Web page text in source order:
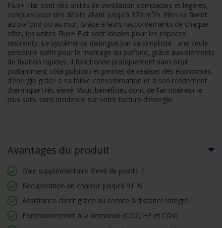
Flux+ Flat sont des unités de ventilation compactes et légères,
conçues pour des débits allant jusqu’à 370 m³/h. Elles se fixent
au plafond ou au mur. Grâce à leurs raccordements de chaque
côté, les unités Flux+ Flat sont idéales pour les espaces
restreints. Le système se distingue par sa simplicité : une seule
personne suffit pour le montage au plafond, grâce aux éléments
de fixation rapides. Il fonctionne pratiquement sans bruit
(notamment côté pulsion) et permet de réaliser des économies
d’énergie grâce à sa faible consommation et à son rendement
thermique très élevé. Vous bénéficiez donc de l’air intérieur le
plus sain, sans incidence sur votre facture d’énergie.
Avantages du produit
Gain supplémentaire élevé de points E
Récupération de chaleur jusqu’à 91 %
Assistance client grâce au service à distance intégré
Fonctionnement à la demande (CO2, HF et COV)